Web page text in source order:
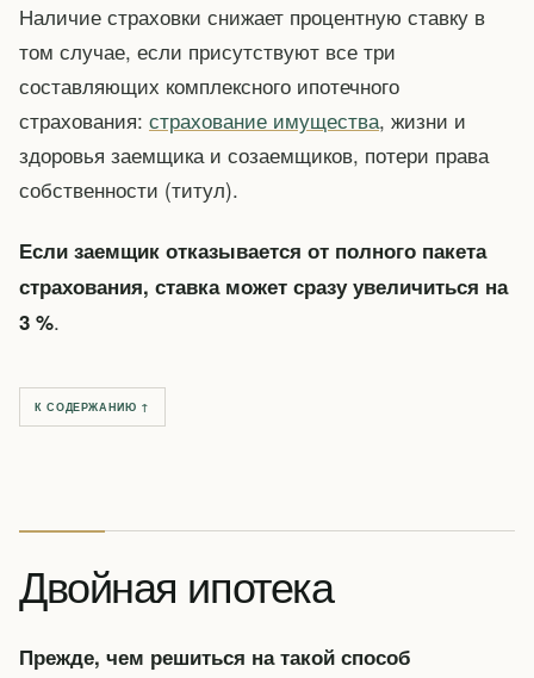
Наличие страховки снижает процентную ставку в
том случае, если присутствуют все три
составляющих комплексного ипотечного
страхования: страхование имущества, жизни и
здоровья заемщика и созаемщиков, потери права
собственности (титул).
Если заемщик отказывается от полного пакета
страхования, ставка может сразу увеличиться на
3 %.
К СОДЕРЖАНИЮ ↑
Двойная ипотека
Прежде, чем решиться на такой способ